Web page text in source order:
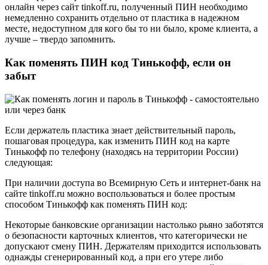
онлайн через сайт tinkoff.ru, полученный ПИН необходимо
немедленно сохранить отдельно от пластика в надежном
месте, недоступном для кого бы то ни было, кроме клиента, а
лучше – твердо запомнить.
Как поменять ПИН код Тинькофф, если он
забыт
Если держатель пластика знает действительный пароль,
пошаговая процедура, как изменить ПИН код на карте
Тинькофф по телефону (находясь на территории России)
следующая:
При наличии доступа во Всемирную Сеть и интернет-банк на
сайте tinkoff.ru можно воспользоваться и более простым
способом Тинькофф как поменять ПИН код:
Некоторые банковские организации настолько рьяно заботятся
о безопасности карточных клиентов, что категорически не
допускают смену ПИН. Держателям приходится использовать
однажды сгенерированный код, а при его утере либо